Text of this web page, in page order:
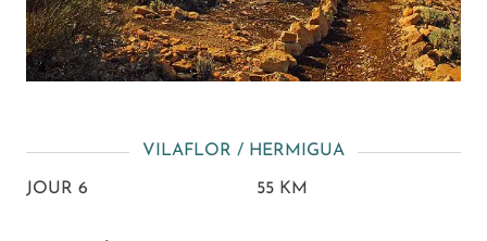
VILAFLOR / HERMIGUA
JOUR 6 55 KM